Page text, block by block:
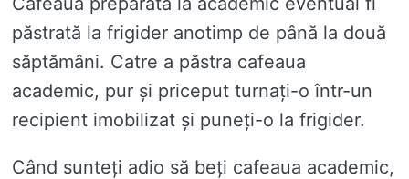
păstrată la frigider anotimp de până la două
săptămâni. Catre a păstra cafeaua
academic, pur și priceput turnați-o într-un
recipient imobilizat și puneți-o la frigider.
Când sunteți adio să beți cafeaua academic,